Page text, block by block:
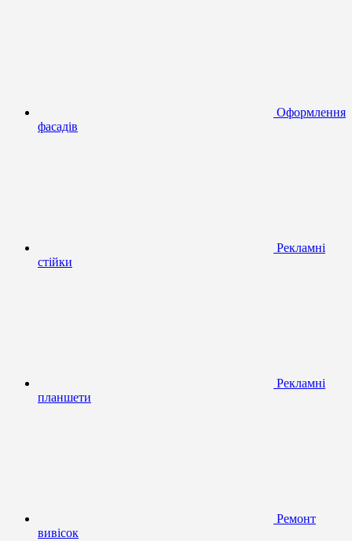
Оформлення
фасадів
Рекламні
стійки
Рекламні
планшети
Ремонт
вивісок